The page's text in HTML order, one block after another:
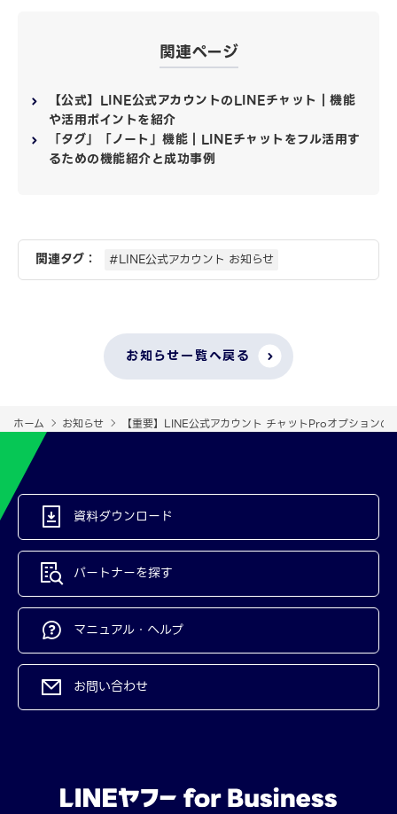
関連ページ
【公式】LINE公式アカウントのLINEチャット｜機能
や活用ポイントを紹介
「タグ」「ノート」機能｜LINEチャットをフル活用す
るための機能紹介と成功事例
関連タグ： #LINE公式アカウント お知らせ
お知らせ一覧へ戻る
ホーム お知らせ 【重要】LINE公式アカウント チャットProオプションの
資料ダウンロード
パートナーを探す
マニュアル・ヘルプ
お問い合わせ